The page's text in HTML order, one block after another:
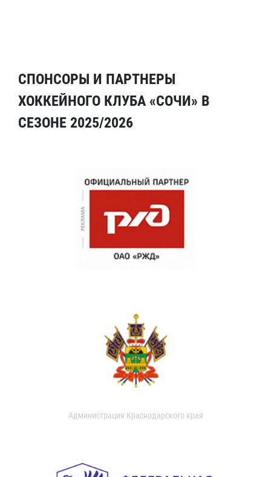
СПОНСОРЫ И ПАРТНЕРЫ
ХОККЕЙНОГО КЛУБА «СОЧИ» В
СЕЗОНЕ 2025/2026
Администрация Краснодарского края